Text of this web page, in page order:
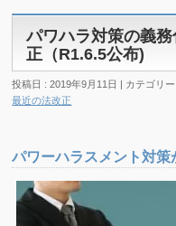
パワハラ対策の義
正（R1.6.5公布)
投稿日 : 2019年9月11日 | カテゴリ
最近の法改正
パワーハラスメント対策